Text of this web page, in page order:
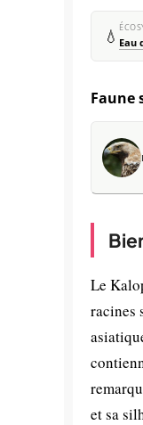
💧 Eau
Faune
Le
racines
et sa